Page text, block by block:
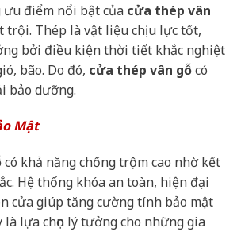
điểm nổi bật của cửa thép vân
trội. Thép là vật liệu chịu lực tốt,
bởi điều kiện thời tiết khắc nghiệt
bão. Do đó, cửa thép vân gỗcó
bảo dưỡng.
Mật
có khả năng chống trộm cao nhờ kết
Hệ thống khóa an toàn, hiện đại
cửa giúp tăng cường tính bảo mật
là lựa chọn lý tưởng cho những gia